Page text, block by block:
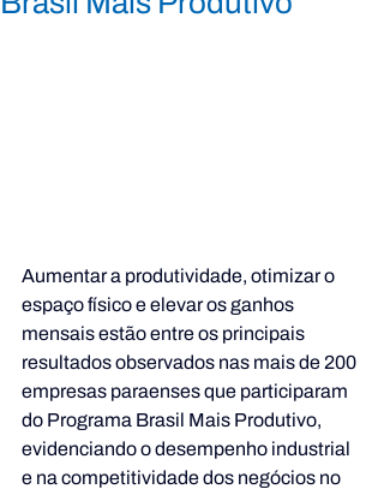
Aumentar a produtividade, otimizar o
espaço físico e elevar os ganhos
mensais estão entre os principais
resultados observados nas mais de 200
empresas paraenses que participaram
do Programa Brasil Mais Produtivo,
evidenciando o desempenho industrial
e na competitividade dos negócios no